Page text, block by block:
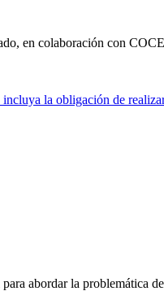
en colaboración con
la obligación de
abordar la problemática